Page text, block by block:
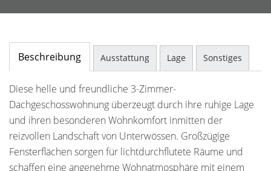
Beschreibung Ausstattung Lage Sonstiges
Diese helle und freundliche 3-Zimmer-
Dachgeschosswohnung überzeugt durch ihre ruhige Lage
und ihren besonderen Wohnkomfort inmitten der
reizvollen Landschaft von Unterwössen. Großzügige
Fensterflächen sorgen für lichtdurchflutete Räume und
schaffen eine angenehme Wohnatmosphäre mit einem